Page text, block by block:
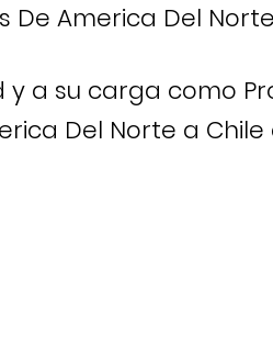
America Del
a su carga como
Del Norte a